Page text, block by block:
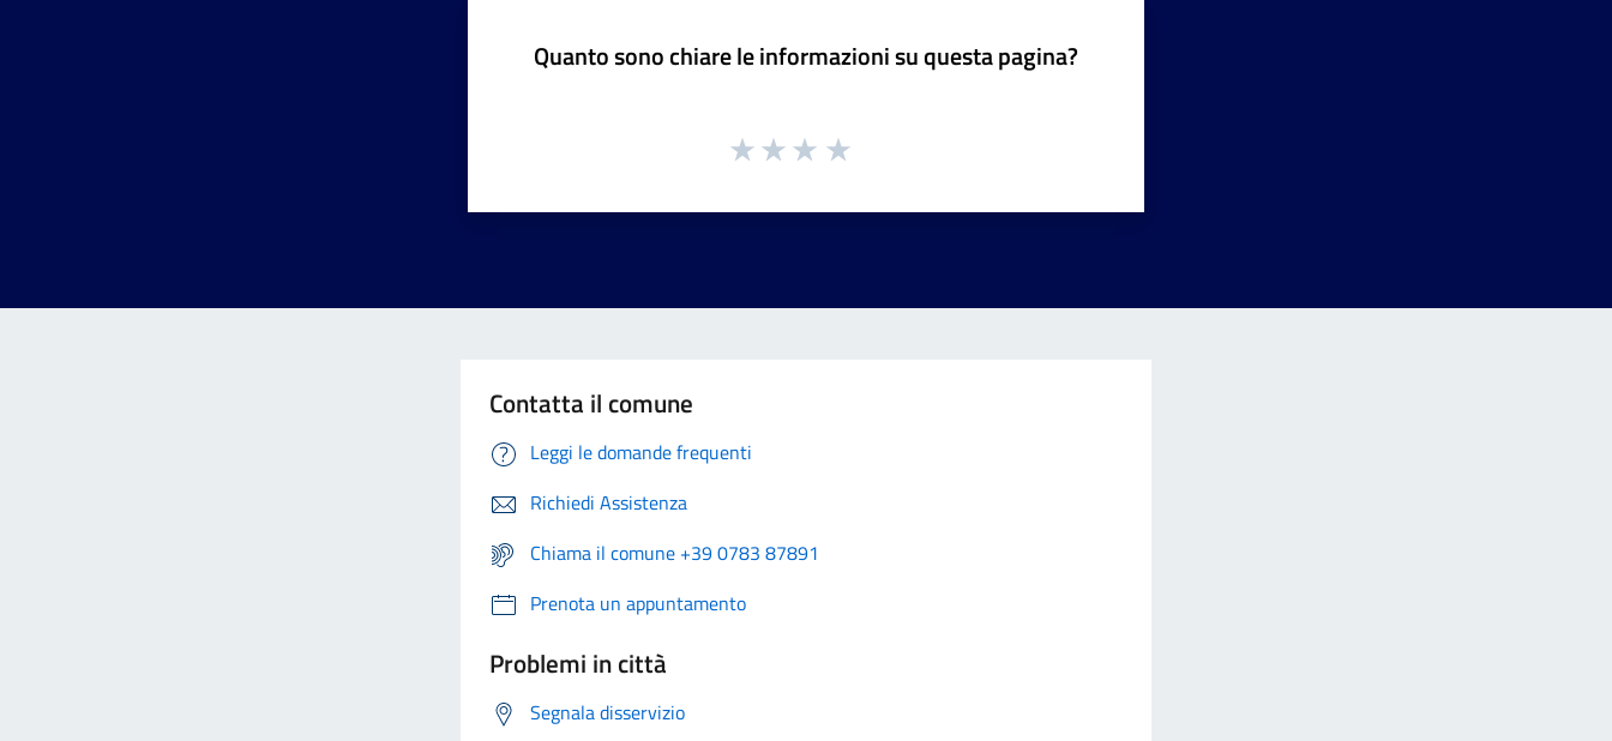
Quanto sono chiare le informazioni su questa pagina?
Contatta il comune
Leggi le domande frequenti
Richiedi Assistenza
Chiama il comune +39 0783 87891
Prenota un appuntamento
Problemi in città
Segnala disservizio